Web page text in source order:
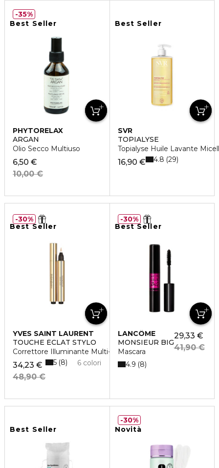
Best Seller
PHYTORELAX
ARGAN
Olio Secco Multiuso
6,50 €
10,00 €
35%
Best Seller
SVR
TOPIALYSE
Topialyse Huile Lavante
16,90 € 4.8 29
Best Seller
YVES SAINT LAURENT
TOUCHE ÉCLAT STYLO
Correttore Illuminante Multi-Uso
34,23 €
48,90 €
6 colori
5 8
30%
Best Seller
LANCÔME
MONSIEUR BIG
Mascara
29,33 €
41,90 €
4.9 8
30%
Best Seller Novità
30%